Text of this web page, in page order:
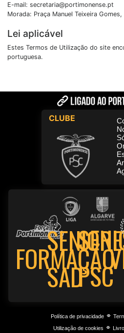
E-mail: secretaria@portimonense.pt
Morada: Praça Manuel Teixeira
Lei aplicável
Estes Termos de Utilização do site
portuguesa.
CLUBE
FORMAÇÃO
SADPSC
Política de privacidade⌯
Utilização de cookies ⌯